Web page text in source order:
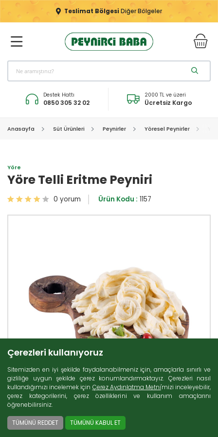
Teslimat Bölgesi Diğer Bölgeler
Destek Hattı
0850 305 32 02
2000 TL ve üzeri
Ücretsiz Kargo
Anasayfa Süt Ürünleri Peynirler Yöresel Peynirler
Yöre
Yöre Telli Eritme Peyniri
0 yorum Ürün Kodu : 1157
Çerezleri kullanıyoruz
Sitemizden en iyi şekilde faydalanabilmeniz için, amaçlarla sınırlı ve
gizliliğe uygun şekilde çerez konumlandırmaktayız. Çerezleri nasıl
kullandığımızı incelemek için Çerez Aydınlatma Metni'mizi inceleyebilir,
çerez kategorilerini, çerez özelliklerini ve kullanım amaçlarını
öğrenebilirsiniz.
TÜMÜNÜ REDDET TÜMÜNÜ KABUL ET